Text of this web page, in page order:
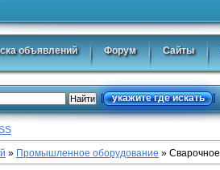
объявлений Форум Сайты
[ укажите где искать ]
» Промышленное оборудование » Сварочное